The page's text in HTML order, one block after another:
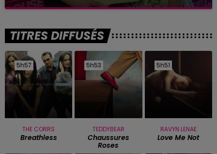
TITRES DIFFUSÉS
5h57
5h57
THE CORRS
Breathless
5h53
5h53
TEDDYBEAR
Chaussures
Roses
5h51
5h51
RAVYN LENAE
Love Me Not